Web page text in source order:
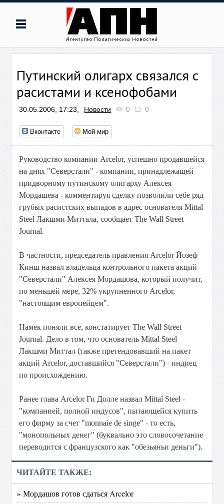
Путинский олигарх связался с
расистами и ксенофобами
30.05.2006, 17:23, Новости 0 0
Вконтакте Мой мир
Руководство компании Arcelor, успешно продавшейся
на днях "Северстали" - компании, принадлежащей
придворному путинскому олигарху Алексея
Мордашева - комментируя сделку позволили себе ряд
грубых расистских выпадов в адрес основателя Mittal
Steel Лакшми Миттала, сообщает The Wall Street
Journal.
В частности, председатель правления Arcelor Йозеф
Кинш назвал владельца контрольного пакета акций
"Северстали" Алексея Мордашова, который получит,
по меньшей мере, 32% укрупненного Arcelor,
"настоящим европейцем".
Намек поняли все, констатирует The Wall Street
Journal. Дело в том, что основатель Mittal Steel
Лакшми Миттал (также претендовавший на пакет
акций Arcelor, доставшийся "Северстали") - индиец
по происхождению.
Ранее глава Arcelor Ги Долле назвал Mittal Steel -
"компанией, полной индусов", пытающейся купить
его фирму за счет "monnaie de singe" - то есть,
"монопольных денег" (буквально это словосочетание
переводится с французского как "обезьяньи деньги").
ЧИТАЙТЕ ТАКЖЕ:
» Мордашов готов сдаться Arcelor